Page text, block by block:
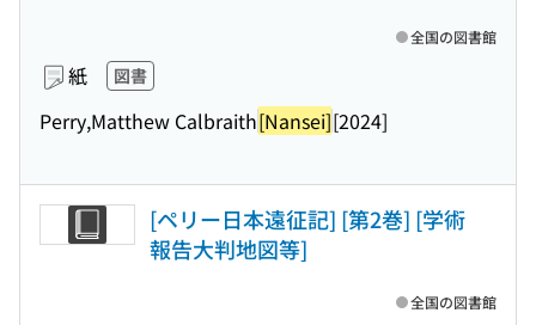
紙 図書
Perry,Matthew Calbraith[Nansei][2024]
全国の図書館
[ペリー日本遠征記] [第2巻] [学術
報告大判地図等]
全国の図書館